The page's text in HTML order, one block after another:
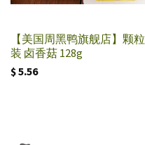
【美国周黑鸭旗舰店】颗粒
装 卤香菇 128g
$ 5.56